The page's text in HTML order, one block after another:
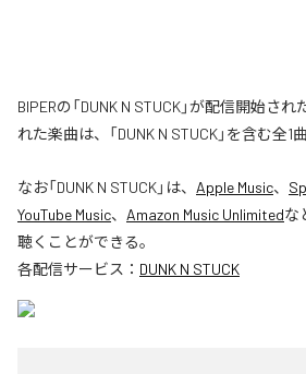
BIPERの「DUNK N STUCK」が配信開始さ
れた楽曲は、「DUNK N STUCK」を含む全1
なお「DUNK N STUCK」は、 Apple Music、
YouTube Music、 Amazon Music Unlimitedな
聴くことができる。
各配信サービス： DUNK N STUCK